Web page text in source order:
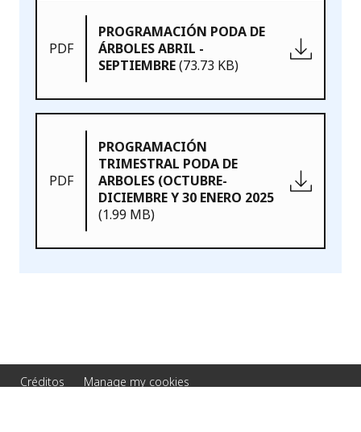
PDF
PROGRAMACIÓN PODA DE
ÁRBOLES ABRIL -
SEPTIEMBRE(73.73 KB)
PDF
PROGRAMACIÓN
TRIMESTRAL PODA DE
ARBOLES (OCTUBRE-
DICIEMBRE Y 30 ENERO 2025
(1.99 MB)
Créditos Manage my cookies